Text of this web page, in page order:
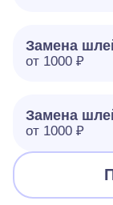
Замена
от 1000 ₽
Замена
от 1000 ₽